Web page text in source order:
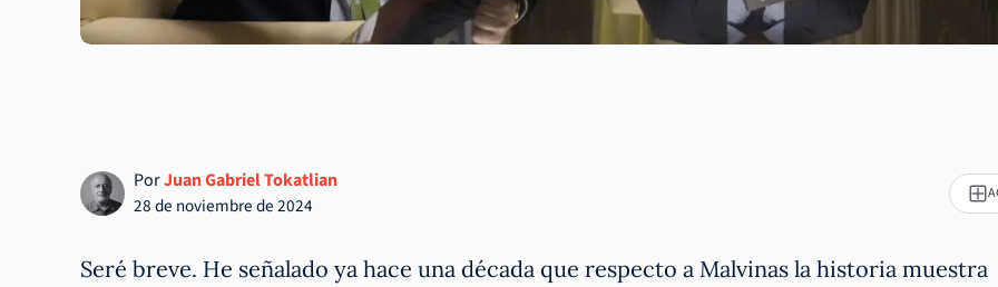
PorJuan Gabriel Tokatlian
28 de noviembre de 2024
Seré breve. He señalado ya hace una década que respecto a Malvinas la historia muestra